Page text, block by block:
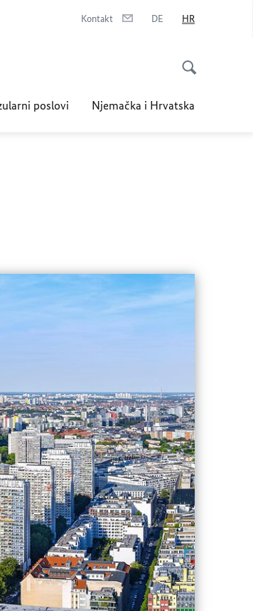
Kontakt DE HR
poslovi Njemačka i Hrvatska